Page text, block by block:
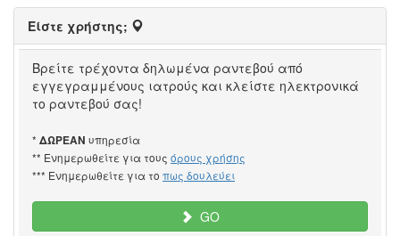
Είστε χρήστης;
Βρείτε τρέχοντα δηλωμένα ραντεβού από
εγγεγραμμένους ιατρούς και κλείστε ηλεκτρονικά
το ραντεβού σας!
* ΔΩΡΕΑΝ υπηρεσία
** Ενημερωθείτε για τους όρους χρήσης
*** Ενημερωθείτε για το πως δουλεύει
GO